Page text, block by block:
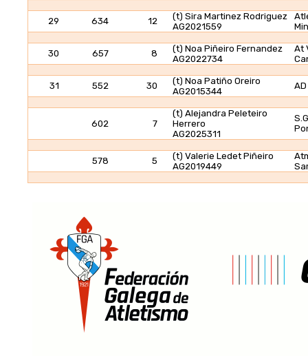
29 634 12
(t) Sira Martinez Rodriguez
AG2021559
30 657 8
(t) Noa Piñeiro Fernandez
AG2022734
At
31 552 30
(t) Noa Patiño Oreiro
AG2015344
602 7
(t) Alejandra Peleteiro
Herrero
AG2025311
578 5
(t) Valerie Ledet Piñeiro
AG2019449